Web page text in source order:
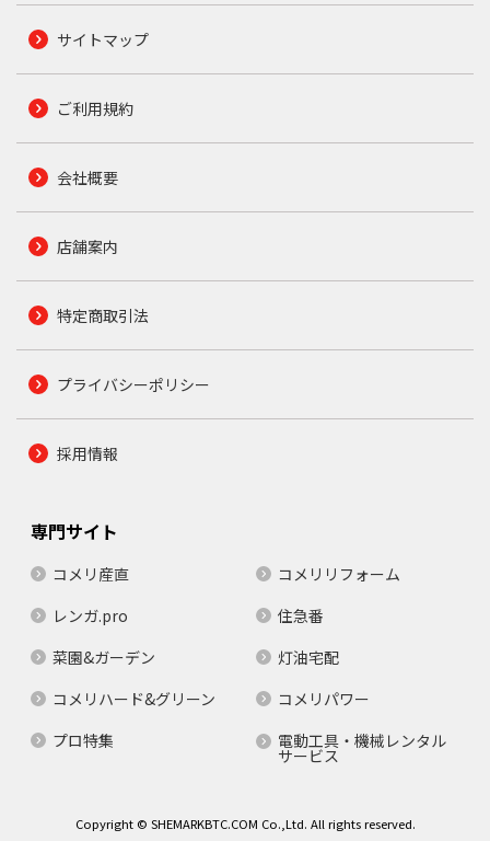
サイトマップ
ご利用規約
会社概要
店舗案内
特定商取引法
プライバシーポリシー
採用情報
専門サイト
コメリ産直
コメリリフォーム
レンガ.pro
住急番
菜園&ガーデン
灯油宅配
コメリハード&グリーン
コメリパワー
プロ特集
電動工具・機械レンタル
サービス
Copyright © SHEMARKBTC.COM Co.,Ltd. All rights reserved.